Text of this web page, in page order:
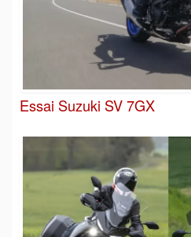
Essai Suzuki SV 7GX